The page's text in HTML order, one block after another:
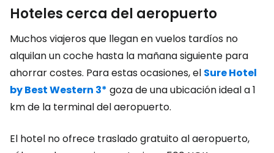
Hoteles cerca del aeropuerto
Muchos viajeros que llegan en vuelos tardíos no
alquilan un coche hasta la mañana siguiente para
ahorrar costes. Para estas ocasiones, el Sure Hotel
by Best Western 3* goza de una ubicación ideal a 1
km de la terminal del aeropuerto.
El hotel no ofrece traslado gratuito al aeropuerto,